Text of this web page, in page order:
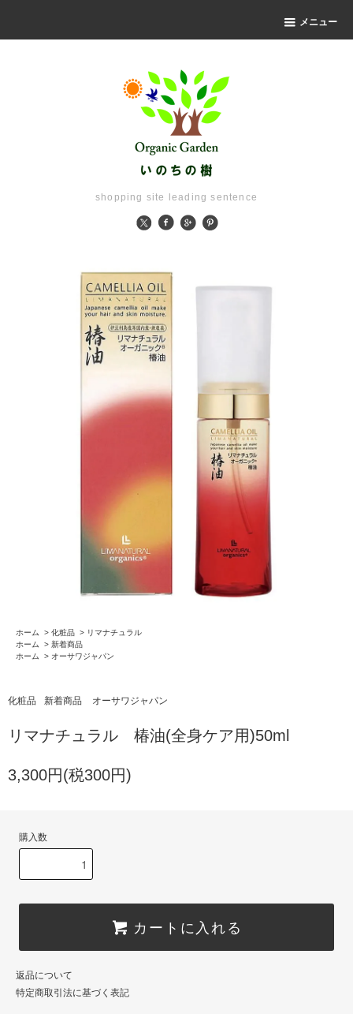
メニュー
shopping site leading sentence
ホーム > 化粧品 > リマナチュラル
ホーム
> 新着商品
ホーム
> オーサワジャパン
化粧品 新着商品 オーサワジャパン
リマナチュラル 椿油(全身ケア用)50ml
3,300円(税300円)
購入数
カートに入れる
返品について
特定商取引法に基づく表記